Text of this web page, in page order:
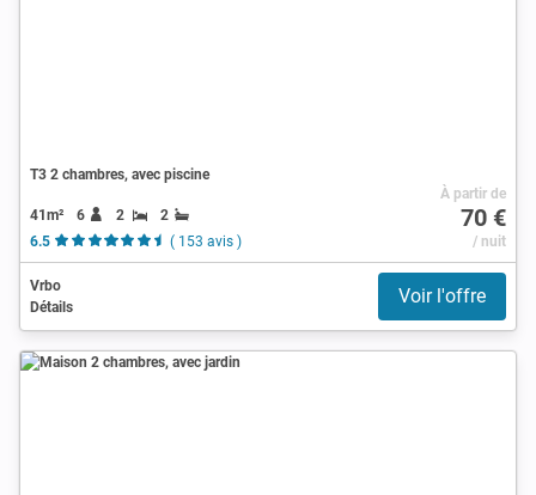
T3 2 chambres, avec piscine
41m² 6 2
2
6.5
( 153 avis )
À partir de
70 €
/ nuit
Vrbo
Détails
Voir l'offre